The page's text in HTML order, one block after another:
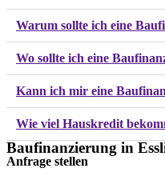
Warum sollte ich eine
Wo sollte ich eine
Kann ich mir eine
Wie viel Hauskredit
Baufinanzierung in
Anfrage stellen